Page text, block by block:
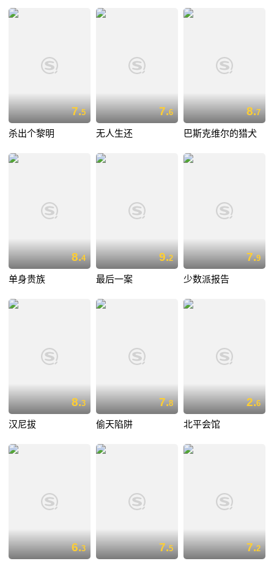
7.5
杀出个黎明
7.6
无人生还
8.7
巴斯克维尔的猎犬
8.4
单身贵族
9.2
最后一案
7.9
少数派报告
8.3
汉尼拔
7.8
偷天陷阱
2.6
北平会馆
6.3 7.5 7.2